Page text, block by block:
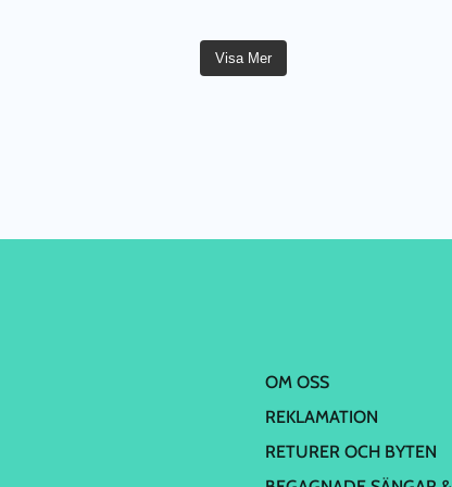
Visa Mer
OM OSS
REKLAMATION
RETURER OCH BYTEN